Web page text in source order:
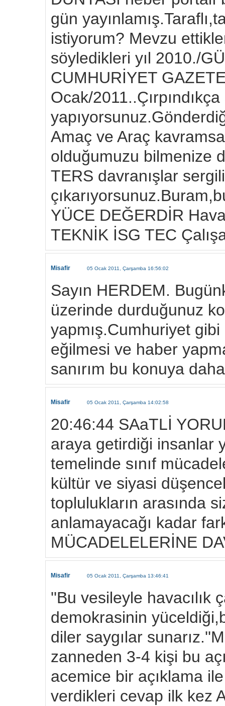
gün
istiyorum? Mevzu
söyledikleri yıl 2010./
CUMHURİYET
Ocak/
Amaç ve Araç kavramsal
olduğumuzu bilmenize
TERS davranışlar
YÜCE DEĞERDİR
TEKNİK İSG TEC
Misafir 05 Ocak 2011, Çarşamba 16:56:02
Sayın HERDEM.
üzerinde durduğunuz
yapmış.Cumhuriyet
eğilmesi ve haber
sanırım bu konuya
Misafir 05 Ocak 2011, Çarşamba 14:02:58
20:46:44 SAaTLİ
araya getirdiği insanlar
temelinde sınıf
kültür ve siyasi
toplulukların arasında
anlamayacağı kadar
MÜCADELELERİNE
Misafir 05 Ocak 2011, Çarşamba 13:46:41
''Bu vesileyle havacılık
demokrasinin
diler saygılar
zanneden 3-4 kişi bu
acemice bir açıklama
verdikleri cevap ilk kez